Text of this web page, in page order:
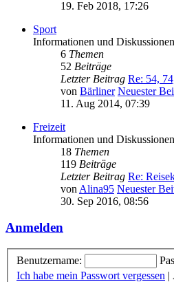
19. Feb 2018, 17:26
Sport
Informationen und
6 Themen
52 Beiträge
Letzter Beitrag Re: 54,
von Bärliner Neuester
11. Aug 2014, 07:39
Freizeit
Informationen und
18 Themen
119 Beiträge
Letzter Beitrag Re:
von Alina95 Neuester
30. Sep 2016, 08:56
Anmelden
Benutzername:
Ich habe mein Passwort vergessen |